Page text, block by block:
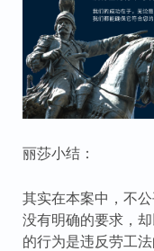
丽莎小结：
其实在本案中，不
没有明确的要求，
的行为是违反劳工法